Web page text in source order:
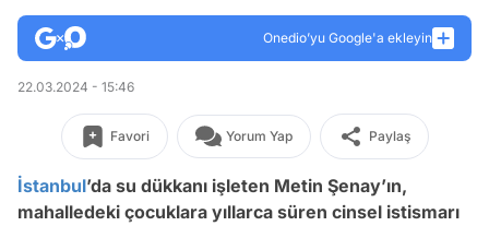
Onedio’yu Google'a ekleyin
22.03.2024 - 15:46
Favori Yorum Yap Paylaş
İstanbul’da su dükkanı işleten Metin Şenay’ın,
mahalledeki çocuklara yıllarca süren cinsel istismarı